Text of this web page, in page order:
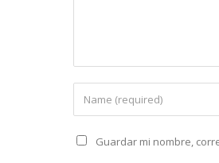
Guardar mi nombre,